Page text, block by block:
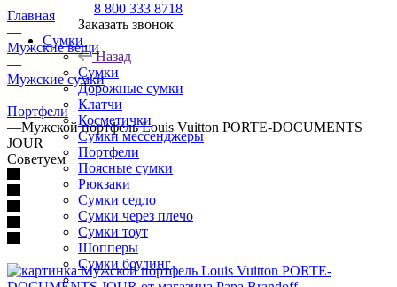
8 800 333 8718
Заказать звонок
Сумки
Назад
Сумки
Дорожные сумки
Клатчи
Косметички
Сумки мессенджеры
Портфели
Поясные сумки
Рюкзаки
Сумки седло
Сумки через плечо
Сумки тоут
Шопперы
Сумки боулинг
Главная
—
Мужские вещи
—
Мужские сумки
—
Портфели
—Мужской портфель Louis Vuitton PORTE-DOCUMENTS
JOUR
Советуем